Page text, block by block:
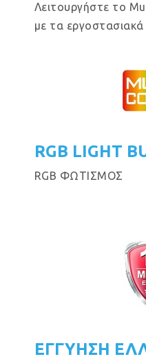
Λειτουργήστε το
με τα εργοστασιακά
RGB LIGHT
RGB ΦΩΤΙΣΜΟΣ
ΕΓΓΥΗΣΗ